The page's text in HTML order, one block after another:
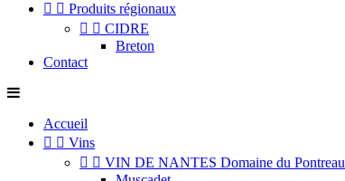
  Produits régionaux
  CIDRE
Breton
Contact
Accueil
  Vins
  VIN DE NANTES Domaine du Pontreau